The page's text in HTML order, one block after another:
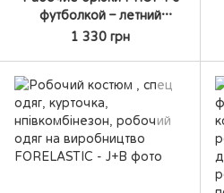
футболкой – летний
комплект, мужской
рабочий костюм PROF4 с
усиленными брюками
1 330 грн